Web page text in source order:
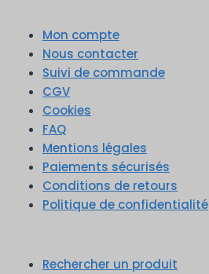
Mon compte
Nous contacter
Suivi de commande
CGV
Cookies
FAQ
Mentions légales
Paiements sécurisés
Conditions de retours
Politique de confidentialité
Rechercher un produit